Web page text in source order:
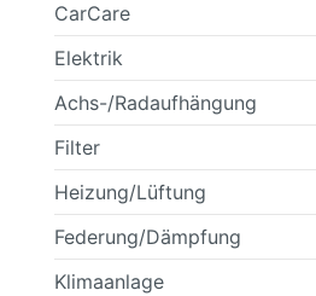
CarCare
Elektrik
Achs-/Radaufhängung
Filter
Heizung/Lüftung
Federung/Dämpfung
Klimaanlage